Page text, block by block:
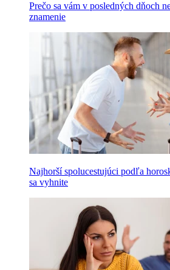
Prečo sa vám v posledných dňoch
znamenie
Najhorší spolucestujúci podľa
sa vyhnite